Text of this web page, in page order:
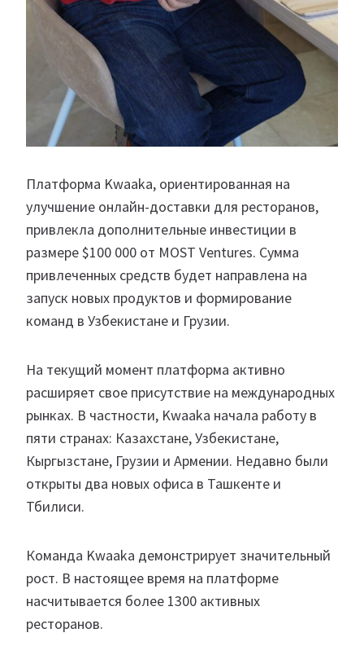
Платформа Kwaaka, ориентированная на
улучшение онлайн-доставки для ресторанов,
привлекла дополнительные инвестиции в
размере $100 000 от MOST Ventures. Сумма
привлеченных средств будет направлена на
запуск новых продуктов и формирование
команд в Узбекистане и Грузии.
На текущий момент платформа активно
расширяет свое присутствие на международных
рынках. В частности, Kwaaka начала работу в
пяти странах: Казахстане, Узбекистане,
Кыргызстане, Грузии и Армении. Недавно были
открыты два новых офиса в Ташкенте и
Тбилиси.
Команда Kwaaka демонстрирует значительный
рост. В настоящее время на платформе
насчитывается более 1300 активных
ресторанов.